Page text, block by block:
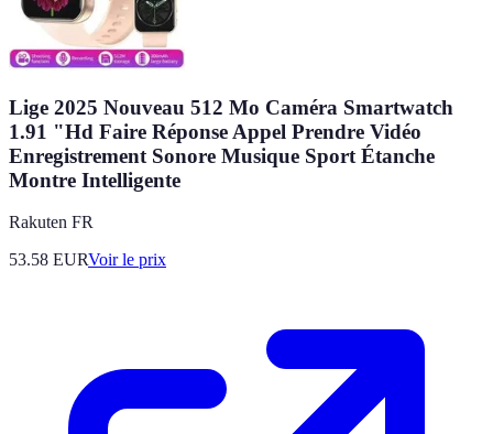
Lige 2025 Nouveau 512 Mo Caméra Smartwatch
1.91 "Hd Faire Réponse Appel Prendre Vidéo
Enregistrement Sonore Musique Sport Étanche
Montre Intelligente
Rakuten FR
53.58 EURVoir le prix